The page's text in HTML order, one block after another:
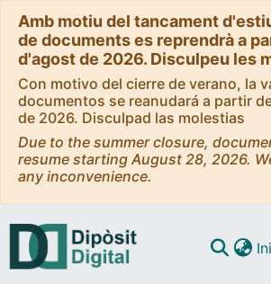
Amb motiu del tancament
de documents es reprendrà a
d'agost de 2026. Disculpeu les
Con motivo del cierre de verano, la
documentos se reanudará a partir
de 2026. Disculpad las molestias
Due to the summer closure,
resume starting August 28, 2026.
any inconvenience.